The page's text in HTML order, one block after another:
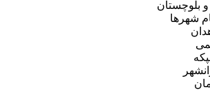
بلوچستان
شهر‌ها